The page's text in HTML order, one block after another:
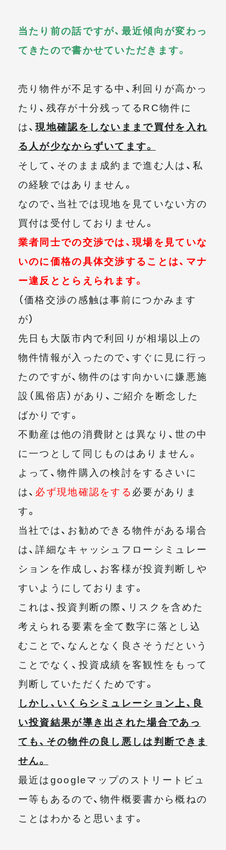
当たり前の話ですが、最近傾向が変わっ
てきたので書かせていただきます。
売り物件が不足する中、利回りが高かっ
たり、残存が十分残ってるRC物件に
は、現地確認をしないままで買付を入れ
る人が少なからずいてます。
そして、そのまま成約まで進む人は、私
の経験ではありません。
なので、当社では現地を見ていない方の
買付は受付しておりません。
業者同士での交渉では、現場を見ていな
いのに価格の具体交渉することは、マナ
ー違反ととらえられます。
（価格交渉の感触は事前につかみます
が）
先日も大阪市内で利回りが相場以上の
物件情報が入ったので、すぐに見に行っ
たのですが、物件のはす向かいに嫌悪施
設（風俗店）があり、ご紹介を断念した
ばかりです。
不動産は他の消費財とは異なり、世の中
に一つとして同じものはありません。
よって、物件購入の検討をするさいに
は、 必ず現地確認をする必要がありま
す。
当社では、お勧めできる物件がある場合
は、詳細なキャッシュフローシミュレー
ションを作成し、お客様が投資判断しや
すいようにしております。
これは、投資判断の際、リスクを含めた
考えられる要素を全て数字に落とし込
むことで、なんとなく良さそうだという
ことでなく、投資成績を客観性をもって
判断していただくためです。
しかし、いくらシミュレーション上、良
い投資結果が導き出された場合であっ
ても、その物件の良し悪しは判断できま
せん。
最近はgoogleマップのストリートビュ
ー等もあるので、物件概要書から概ねの
ことはわかると思います。